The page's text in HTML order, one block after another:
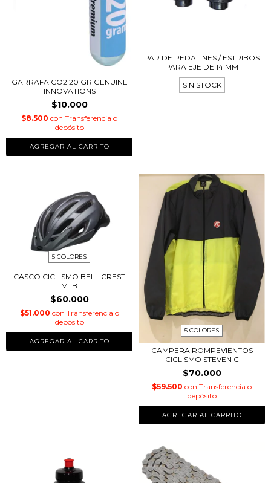
GARRAFA CO2 20 GR GENUINE
INNOVATIONS
$10.000
$8.500 con Transferencia o
depósito
PAR DE PEDALINES / ESTRIBOS
PARA EJE DE 14 MM
SIN STOCK
5 COLORES
CASCO CICLISMO BELL CREST
MTB
$60.000
$51.000 con Transferencia o
depósito
AGREGAR AL CARRITO
5 COLORES
CAMPERA ROMPEVIENTOS
CICLISMO STEVEN C
$70.000
$59.500 con Transferencia o
depósito
AGREGAR AL CARRITO